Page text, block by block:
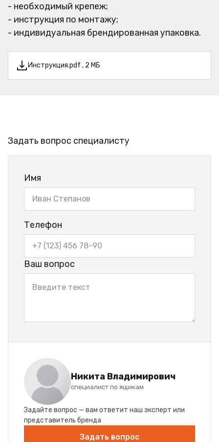
- необходимый крепеж;
- инструкция по монтажу;
- индивидуальная брендированная упаковка.
Инструкция.pdf , 2 МБ
Задать вопрос специалисту
Имя
Телефон
Ваш вопрос
Никита Владимирович
специалист по ящикам
Задайте вопрос — вам ответит наш эксперт или
представитель бренда
Задать вопрос